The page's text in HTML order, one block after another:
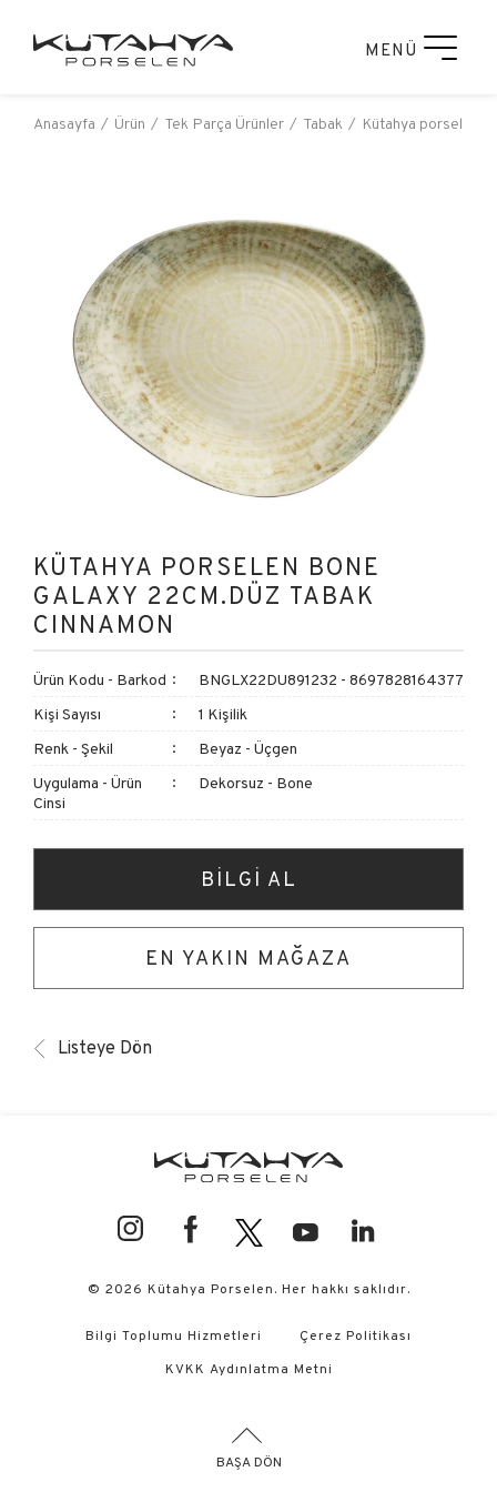
MENÜ
Anasayfa Ürün Tek Parça Ürünler Tabak Kütahya porselen
KÜTAHYA PORSELEN BONE
GALAXY 22CM.DÜZ TABAK
CINNAMON
Ürün Kodu - Barkod
BNGLX22DU891232 - 8697828164377
Kişi Sayısı
1 Kişilik
Renk - Şekil
Beyaz - Üçgen
Uygulama - Ürün
Cinsi
Dekorsuz - Bone
BİLGİ AL
EN YAKIN MAĞAZA
Listeye Dön
© 2026 Kütahya Porselen. Her hakkı saklıdır.
Bilgi Toplumu Hizmetleri
Çerez Politikası
KVKK Aydınlatma Metni
BAŞA DÖN